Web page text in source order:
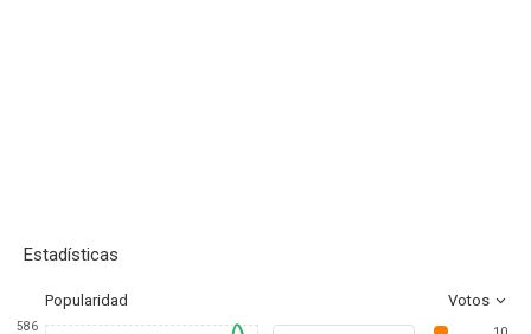
Estadísticas
Popularidad Votos
586